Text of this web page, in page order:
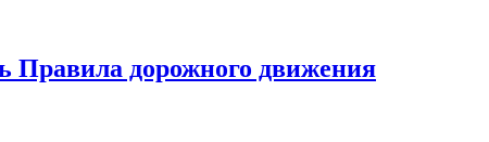
Правила дорожного движения